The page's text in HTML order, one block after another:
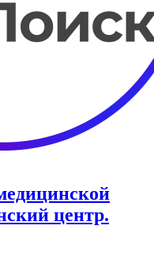
центр.